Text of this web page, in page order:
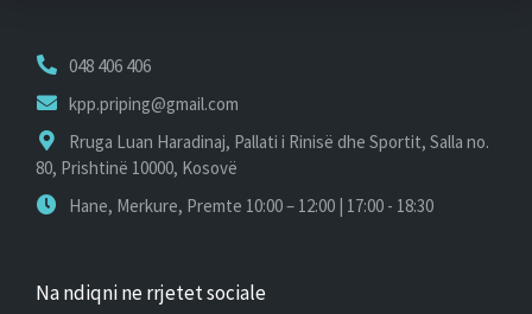
048 406 406
kpp.priping@gmail.com
Rruga Luan Haradinaj, Pallati i Rinisë dhe Sportit, Salla no.
80, Prishtinë 10000, Kosovë
Hane, Merkure, Premte 10:00 – 12:00 | 17:00 - 18:30
Na ndiqni ne rrjetet sociale